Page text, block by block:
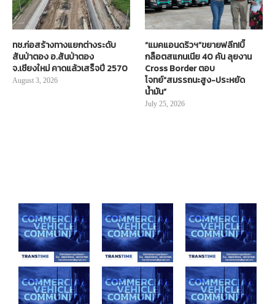
ทช.ก่อสร้างทางแยกต่างระดับ
สันป่าตอง อ.สันป่าตอง
จ.เชียงใหม่ คาดแล้วเสร็จปี 2570
August 3, 2026
“แมคแอนดริวฯ”ขยายฟลีท!บิ๊
กล็อตสแกนเนีย 40 คัน ลุยงาน
Cross Border ตอบ
โจทย์“สมรรถนะสูง-ประหยัด
น้ำมัน”
July 25, 2026